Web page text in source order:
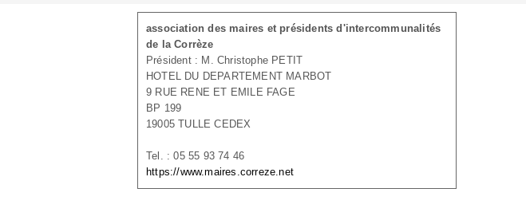
association des maires et présidents d'intercommunalités
de la Corrèze
Président : M. Christophe PETIT
HOTEL DU DEPARTEMENT MARBOT
9 RUE RENE ET EMILE FAGE
BP 199
19005 TULLE CEDEX
Tel. : 05 55 93 74 46
https://www.maires.correze.net